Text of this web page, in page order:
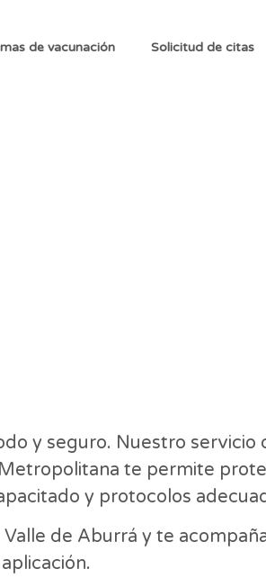
de vacunación Solicitud de citas
y seguro. Nuestro servicio
te permite
y protocolos
de Aburrá y te